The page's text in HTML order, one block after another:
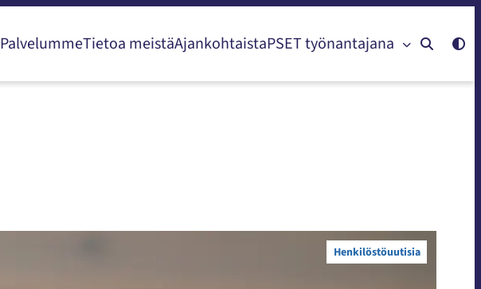
PalvelummeTietoa meistäAjankohtaistaPSET työnantajana
Henkilöstöuutisia